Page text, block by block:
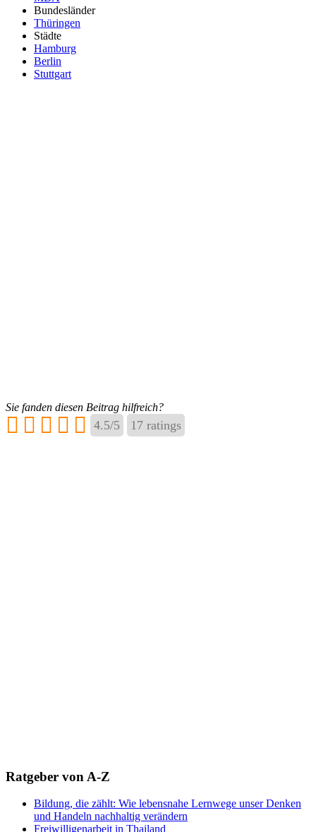
Bundesländer
Thüringen
Städte
Hamburg
Berlin
Stuttgart
Sie fanden diesen Beitrag hilfreich?
4.5/5 17 ratings
Ratgeber von A-Z
Bildung, die zählt: Wie lebensnahe Lernwege unser Denken
und Handeln nachhaltig verändern
Freiwilligenarbeit in Thailand